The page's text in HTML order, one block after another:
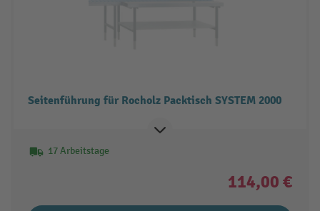
Seitenführung für Rocholz Packtisch SYSTEM 2000
17 Arbeitstage
114,00 €